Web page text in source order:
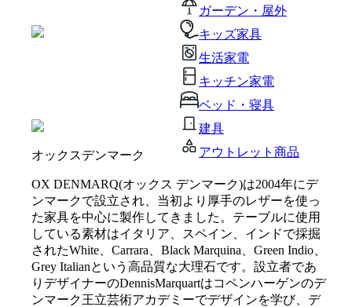
ガーデン・屋外
キッズ家具
生活家電
キッチン家電
ベッド・寝具
建具
アウトレット商品
オックスデンマーク
OX DENMARQ(オックス デンマーク)は2004年にデ
ンマークで設立され、当初より厚手のレザーを使っ
た家具を中心に製作してきました。テーブルに使用
している素材はイタリア、スペイン、インドで採掘
されたWhite、Carrara、Black Marquina、Green Indio、
Grey Italianという高品質な大理石です。設立者であ
りデザイナーのDennisMarquartはコペンハーゲンのデ
ンマーク王立芸術アカデミーでデザインを学び、デ